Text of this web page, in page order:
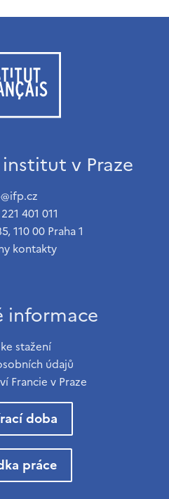
v Praze
401 011
110 00 Praha 1
kontakty
informace
stažení
údajů
Francie v Praze
doba
práce